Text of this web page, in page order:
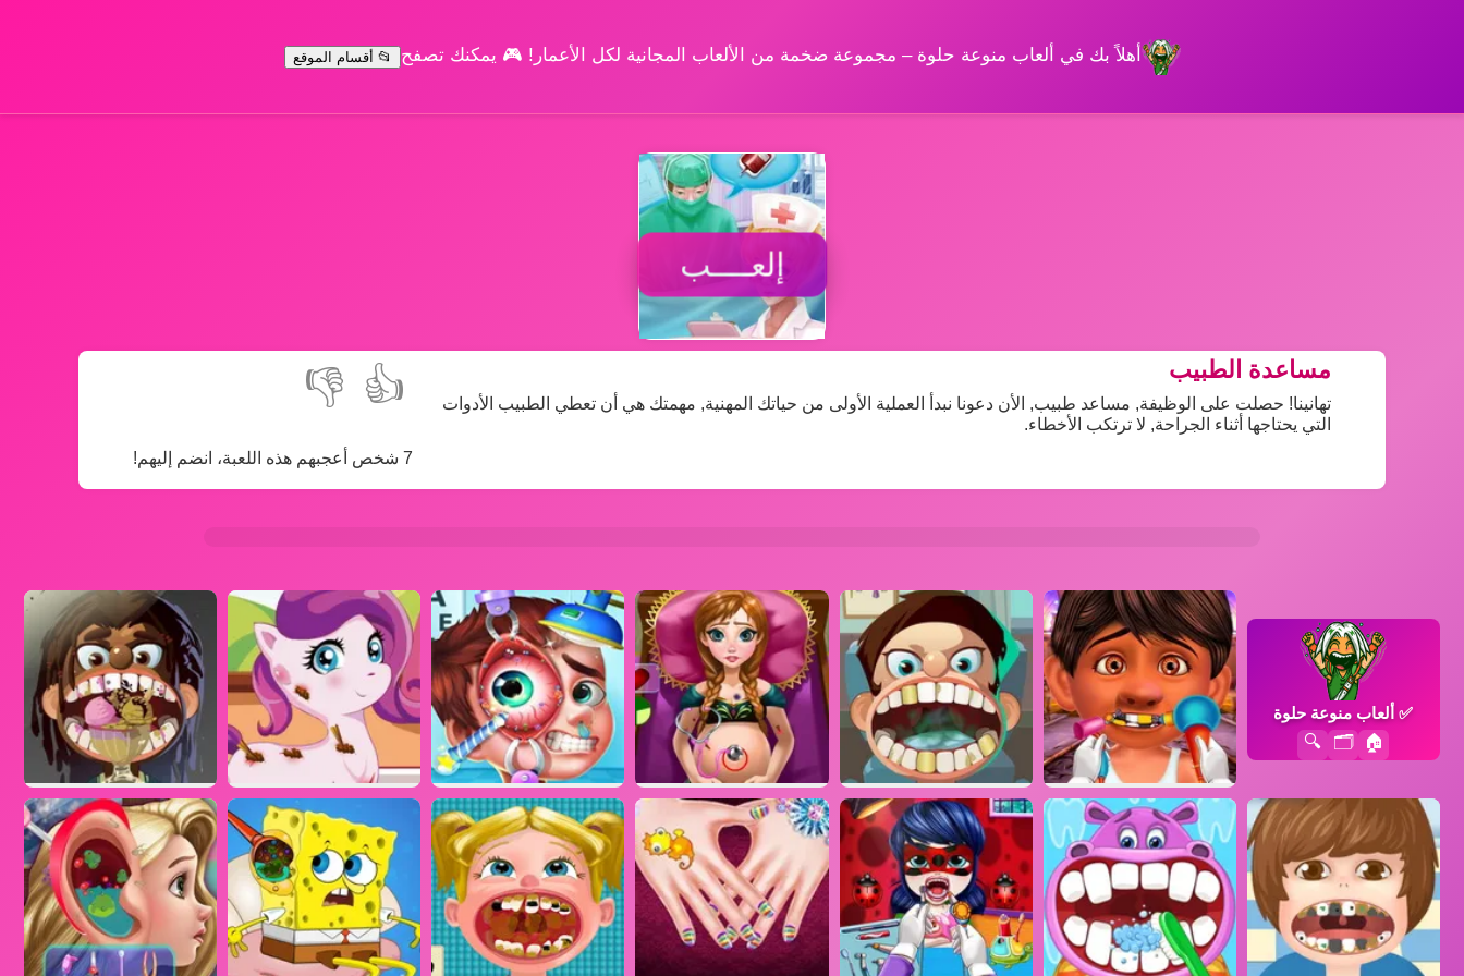
أهلاً بك في ألعاب منوعة حلوة – مجموعة ضخمة من الألعاب المجانية لكل الأعمار! 🎮 يمكنك تصفح 📂 أقسام الموقع
إلعــــب
👍
👎
7 شخص أعجبهم هذه اللعبة، انضم إليهم!
مساعدة الطبيب
تهانينا! حصلت على الوظيفة, مساعد طبيب, الأن دعونا نبدأ العملية الأولى من حياتك المهنية, مهمتك هي أن تعطي الطبيب الأدوات
التي يحتاجها أثناء الجراحة, لا ترتكب الأخطاء.
✅ألعاب منوعة حلوة
🏠
🗂️
🔍